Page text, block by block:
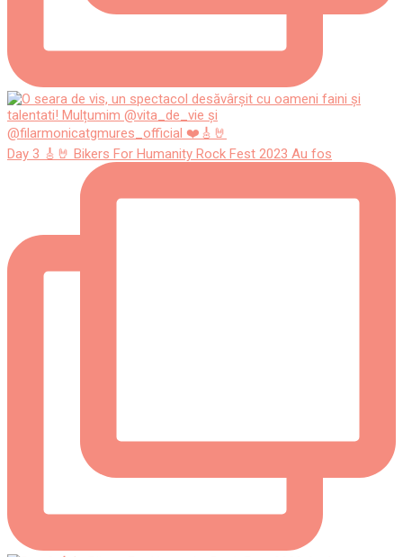
Day 3 🎸🤘 Bikers For Humanity Rock Fest 2023 Au fos